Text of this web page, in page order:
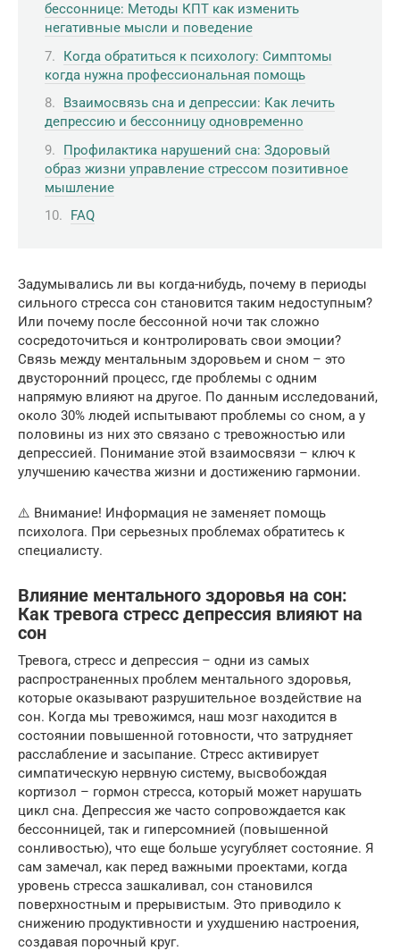
бессоннице: Методы КПТ как изменить
негативные мысли и поведение
Когда обратиться к психологу: Симптомы
когда нужна профессиональная помощь
Взаимосвязь сна и депрессии: Как лечить
депрессию и бессонницу одновременно
Профилактика нарушений сна: Здоровый
образ жизни управление стрессом позитивное
мышление
FAQ
Задумывались ли вы когда-нибудь, почему в периоды
сильного стресса сон становится таким недоступным?
Или почему после бессонной ночи так сложно
сосредоточиться и контролировать свои эмоции?
Связь между ментальным здоровьем и сном – это
двусторонний процесс, где проблемы с одним
напрямую влияют на другое. По данным исследований,
около 30% людей испытывают проблемы со сном, а у
половины из них это связано с тревожностью или
депрессией. Понимание этой взаимосвязи – ключ к
улучшению качества жизни и достижению гармонии.
⚠️ Внимание! Информация не заменяет помощь
психолога. При серьезных проблемах обратитесь к
специалисту.
Влияние ментального здоровья на сон:
Как тревога стресс депрессия влияют на
сон
Тревога, стресс и депрессия – одни из самых
распространенных проблем ментального здоровья,
которые оказывают разрушительное воздействие на
сон. Когда мы тревожимся, наш мозг находится в
состоянии повышенной готовности, что затрудняет
расслабление и засыпание. Стресс активирует
симпатическую нервную систему, высвобождая
кортизол – гормон стресса, который может нарушать
цикл сна. Депрессия же часто сопровождается как
бессонницей, так и гиперсомнией (повышенной
сонливостью), что еще больше усугубляет состояние. Я
сам замечал, как перед важными проектами, когда
уровень стресса зашкаливал, сон становился
поверхностным и прерывистым. Это приводило к
снижению продуктивности и ухудшению настроения,
создавая порочный круг.